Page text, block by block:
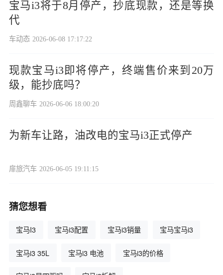
宝马i3将于8月停产，抄底现款，还是等换
代
车动态 2026-06-08 17:17:22
现款宝马i3即将停产，终端售价来到20万
级，能抄底吗？
周鑫聊车 2026-06-06 18:00:20
为新车让路，油改电的宝马i3正式停产
扉旅汽车 2026-06-05 19:11:15
猜您想看
宝马I3 宝马i3配置 宝马i3销量 宝马宝马i3
宝马i3 35L 宝马i3 电池 宝马i3的价格